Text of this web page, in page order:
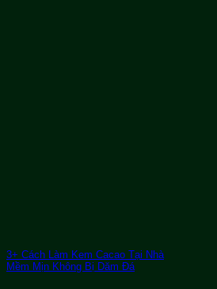
3+ Cách Làm Kem Cacao Tại Nhà
Mềm Mịn Không Bị Dăm Đá